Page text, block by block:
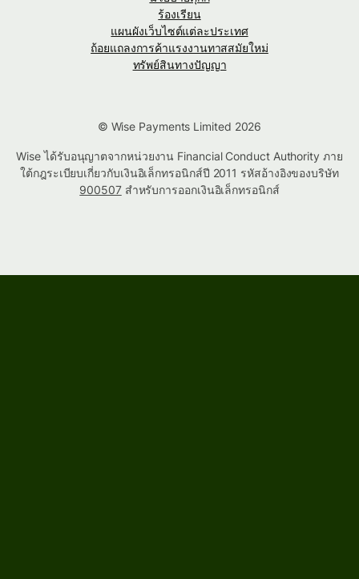
ร้องเรียน
แผนผังเว็บไซต์แต่ละประเทศ
ถ้อยแถลงการค้าแรงงานทาสสมัยใหม่
ทรัพย์สินทางปัญญา
© Wise Payments Limited 2026
Wise ได้รับอนุญาตจากหน่วยงาน Financial Conduct Authority ภาย
ใต้กฎระเบียบเกี่ยวกับเงินอิเล็กทรอนิกส์ปี 2011 รหัสอ้างอิงของบริษัท
900507สำหรับการออกเงินอิเล็กทรอนิกส์